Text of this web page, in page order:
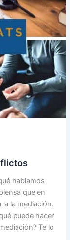
hablamos
que en
a la mediación.
puede hacer
Te lo